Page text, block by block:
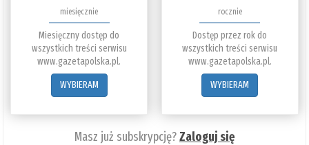
miesięcznie
Miesięczny dostęp do
wszystkich treści serwisu
www.gazetapolska.pl.
WYBIERAM
rocznie
Dostęp przez rok do
wszystkich treści serwisu
www.gazetapolska.pl.
WYBIERAM
Masz już subskrypcję?Zaloguj się